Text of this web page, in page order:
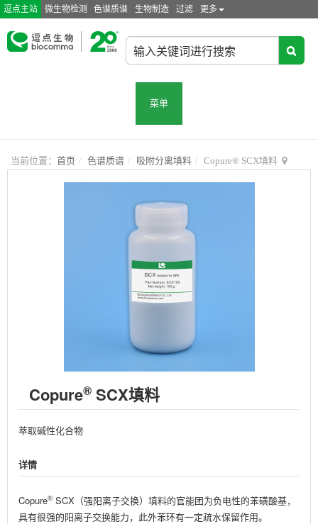
逗点主站 微生物检测 色谱质谱 生物制造 过滤 更多
菜单
当前位置： 首页 色谱质谱 吸附分离填料 Copure® SCX填料
Copure® SCX填料
萃取碱性化合物
详情
Copure® SCX（强阳离子交换）填料的官能团为负电性的苯磺酸基，
具有很强的阳离子交换能力，此外苯环有一定疏水保留作用。